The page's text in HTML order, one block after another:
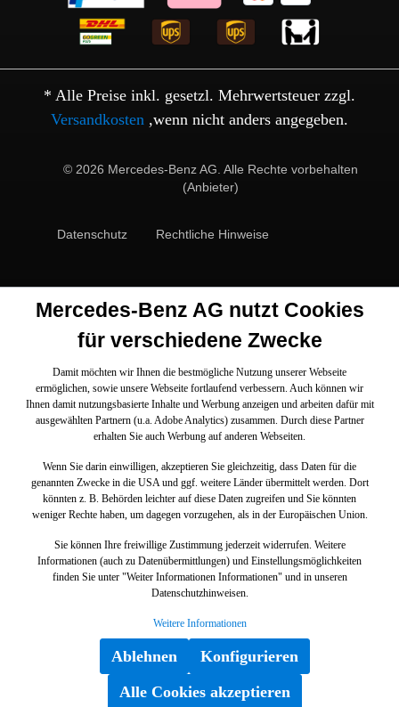
* Alle Preise inkl. gesetzl. Mehrwertsteuer zzgl.
Versandkosten ,wenn nicht anders angegeben.
© 2026 Mercedes-Benz AG. Alle Rechte vorbehalten
(Anbieter)
Datenschutz Rechtliche Hinweise
Mercedes-Benz AG nutzt Cookies
für verschiedene Zwecke
Damit möchten wir Ihnen die bestmögliche Nutzung unserer Webseite
ermöglichen, sowie unsere Webseite fortlaufend verbessern. Auch können wir
Ihnen damit nutzungsbasierte Inhalte und Werbung anzeigen und arbeiten dafür mit
ausgewählten Partnern (u.a. Adobe Analytics) zusammen. Durch diese Partner
erhalten Sie auch Werbung auf anderen Webseiten.
Wenn Sie darin einwilligen, akzeptieren Sie gleichzeitig, dass Daten für die
genannten Zwecke in die USA und ggf. weitere Länder übermittelt werden. Dort
könnten z. B. Behörden leichter auf diese Daten zugreifen und Sie könnten
weniger Rechte haben, um dagegen vorzugehen, als in der Europäischen Union.
Sie können Ihre freiwillige Zustimmung jederzeit widerrufen. Weitere
Informationen (auch zu Datenübermittlungen) und Einstellungsmöglichkeiten
finden Sie unter "Weiter Informationen Informationen" und in unseren
Datenschutzhinweisen.
Weitere Informationen
Ablehnen
Konfigurieren
Alle Cookies akzeptieren